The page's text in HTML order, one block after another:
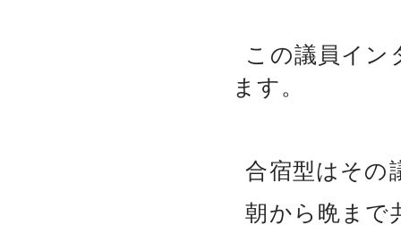
この議員イン
ます。
合宿型はその
朝から晩まで